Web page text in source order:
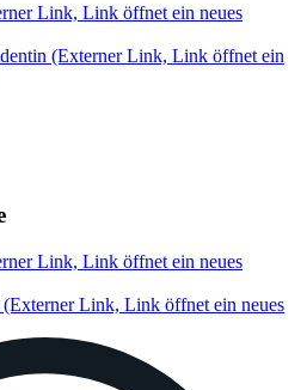
Link, Link öffnet ein neues
(Externer Link, Link öffnet ein
Link, Link öffnet ein neues
(Externer Link, Link öffnet ein neues